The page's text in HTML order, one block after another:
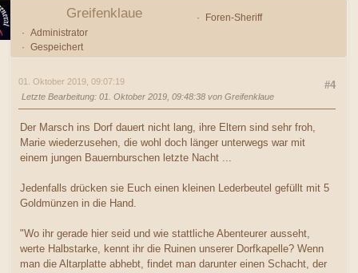
Greifenklaue
Foren-Sheriff
Administrator
Gespeichert
#4
01. Oktober 2019, 09:07:19
Letzte Bearbeitung: 01. Oktober 2019, 09:48:38 von Greifenklaue
Der Marsch ins Dorf dauert nicht lang, ihre Eltern sind sehr froh,
Marie wiederzusehen, die wohl doch länger unterwegs war mit
einem jungen Bauernburschen letzte Nacht ...
Jedenfalls drücken sie Euch einen kleinen Lederbeutel gefüllt mit 5
Goldmünzen in die Hand.
"Wo ihr gerade hier seid und wie stattliche Abenteurer ausseht,
werte Halbstarke, kennt ihr die Ruinen unserer Dorfkapelle? Wenn
man die Altarplatte abhebt, findet man darunter einen Schacht, der